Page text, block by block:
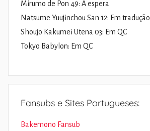
Mirumo de Pon 49: À espera
Natsume Yuujinchou San 12: Em tradução
Shoujo Kakumei Utena 03: Em QC
Tokyo Babylon: Em QC
Fansubs e Sites Portugueses:
Bakemono Fansub